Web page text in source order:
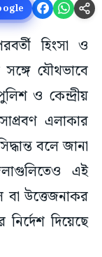
হিংসা ও
সঙ্গে যৌথভাবে
ও কেন্দ্রীয়
এলাকার
বলে জানা
এই
বা উত্তেজনাকর
নির্দেশ দিয়েছে